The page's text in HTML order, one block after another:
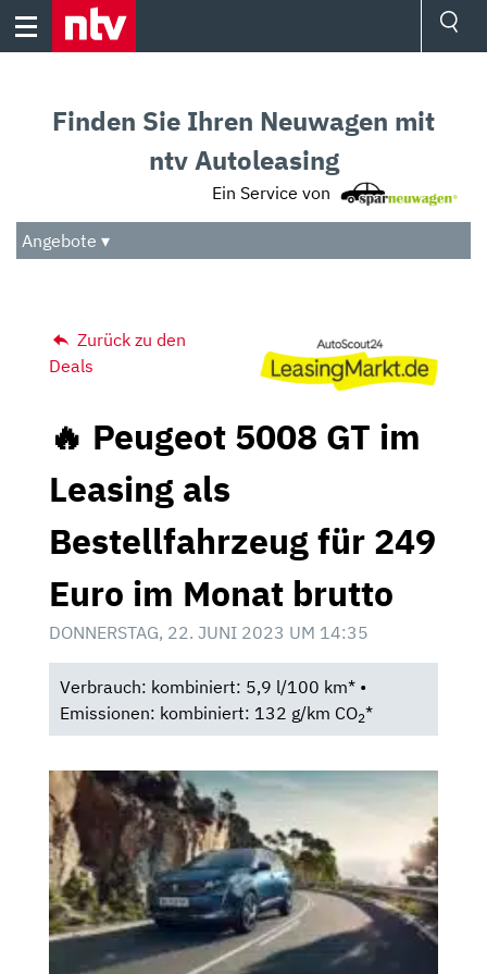
Skip
Audio
Das Beste
Finden Sie Ihren Neuwagen mit
ntv Autoleasing
Ein Service von
Angebote ▾
Zurück zu den
Deals
🔥 Peugeot 5008 GT im
Leasing als
Bestellfahrzeug für 249
Euro im Monat brutto
DONNERSTAG, 22. JUNI 2023 UM 14:35
Verbrauch: kombiniert: 5,9 l/100 km* •
Emissionen: kombiniert: 132 g/km CO2*